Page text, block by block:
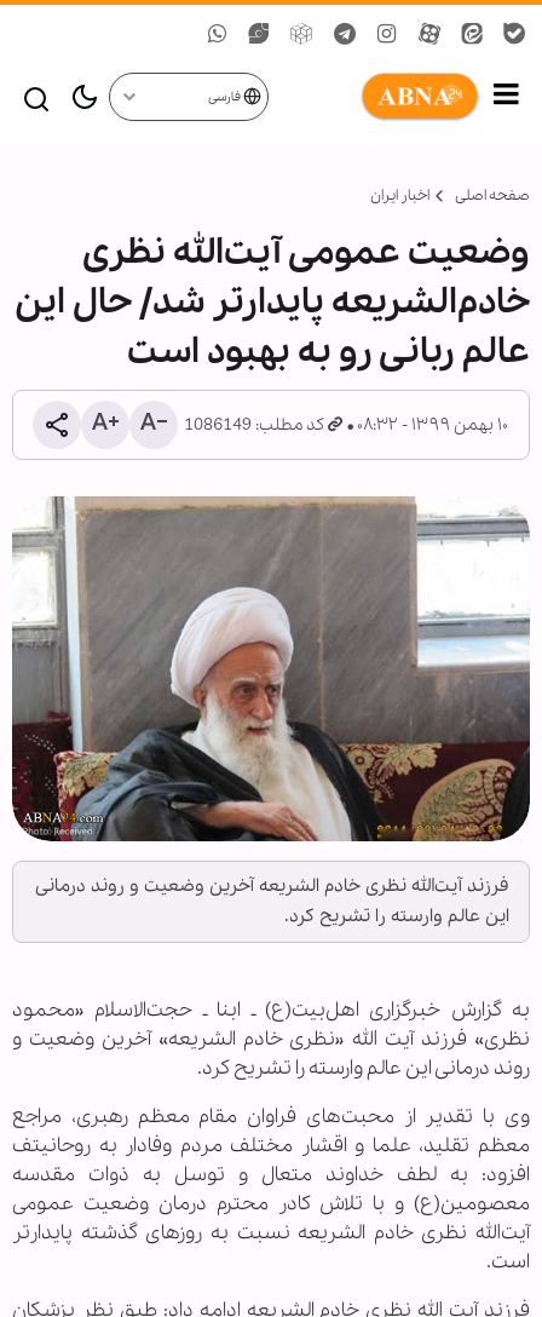
فارسی
صفحه اصلی اخبار ایران
وضعیت عمومی آیت‌الله نظری
خادم‌الشریعه ‌پایدارتر شد/ حال این
عالم ربانی رو به بهبود است
۱۰ بهمن ۱۳۹۹ - ۰۸:۳۲ کد مطلب: 1086149
فرزند آیت‌الله نظری خادم الشریعه آخرین وضعیت و روند درمانی
این عالم وارسته را تشریح کرد.
به گزارش خبرگزاری اهل‌بیت(ع) ـ ابنا ـ حجت‌الاسلام «محمود
نظری»‌ فرزند آیت الله «نظری خادم الشریعه» آخرین وضعیت و
روند درمانی این عالم وارسته را تشریح کرد.
وی با تقدیر از محبت‌های فراوان مقام معظم رهبری، مراجع
معظم تقلید، علما و اقشار مختلف مردم وفادار به روحانیتف
افزود: به لطف خداوند متعال و توسل به ذوات مقدسه
معصومین(ع) و با تلاش کادر محترم درمان وضعیت عمومی
آیت‌الله نظری خادم الشریعه نسبت به روزهای گذشته پایدارتر
است.
فرزند آیت الله نظری خادم الشریعه ادامه داد: طبق نظر پزشکان